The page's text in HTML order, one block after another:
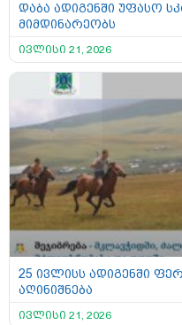
დაბა ადიგენში უფასო
მიმდინარეობს
ივლისი 21, 2026
25 ივლისს ადიგენში
აღინიშნება
ივლისი 21, 2026